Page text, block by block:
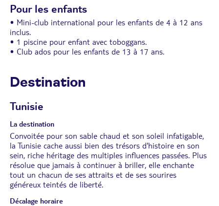
Pour les enfants
• Mini-club international pour les enfants de 4 à 12 ans
inclus.
• 1 piscine pour enfant avec toboggans.
• Club ados pour les enfants de 13 à 17 ans.
Destination
Tunisie
La destination
Convoitée pour son sable chaud et son soleil infatigable,
la Tunisie cache aussi bien des trésors d'histoire en son
sein, riche héritage des multiples influences passées. Plus
résolue que jamais à continuer à briller, elle enchante
tout un chacun de ses attraits et de ses sourires
généreux teintés de liberté.
Décalage horaire